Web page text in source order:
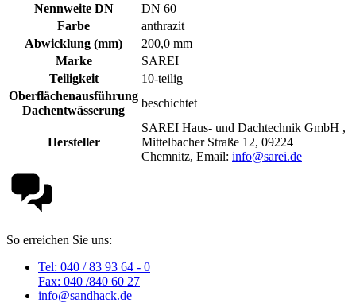
Nennweite DN
DN 60
Farbe
anthrazit
Abwicklung (mm)
200,0 mm
Marke
SAREI
Teiligkeit
10-teilig
Oberflächenausführung
Dachentwässerung
beschichtet
Hersteller
SAREI Haus- und Dachtechnik GmbH ,
Mittelbacher Straße 12, 09224
Chemnitz, Email: info@sarei.de
So erreichen Sie uns:
Tel: 040 / 83 93 64 - 0
Fax: 040 /840 60 27
info@sandhack.de